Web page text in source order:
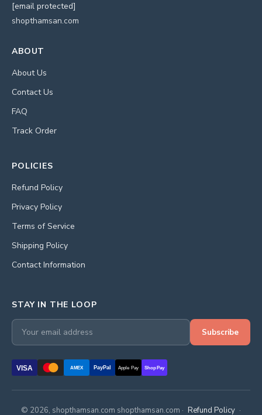
[email protected]
shopthamsan.com
ABOUT
About Us
Contact Us
FAQ
Track Order
POLICIES
Refund Policy
Privacy Policy
Terms of Service
Shipping Policy
Contact Information
STAY IN THE LOOP
Subscribe
VISA AMEX PayPal Apple Pay Shop Pay
© 2026, shopthamsan.com shopthamsan.com · Refund Policy ·